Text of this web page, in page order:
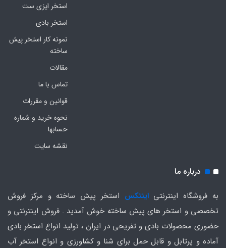
استخر ایزی ست
استخر بادی
نمونه کار استخر پیش
ساخته
مقالات
تماس با ما
قوانین و مقررات
نحوه خرید و شماره
حسابها
نقشه سایت
درباره ما
به فروشگاه اینترنتیاینتکس استخر پیش ساخته و مرکز فروش
تخصصی و استخر های پیش ساخته خوش آمدید . فروش اینترنتی و
حضوری محصولات بادی و تفریحی در ایران ، تولید انواع استخر بادی
آماده و پرتابل و قابل حمل برای شنا و کشاورزی و انواع استخر آب